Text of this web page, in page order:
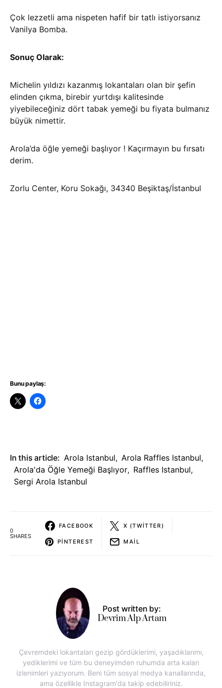
Çok lezzetli ama nispeten hafif bir tatlı istiyorsanız
Vanilya Bomba.
Sonuç Olarak:
Michelin yıldızı kazanmış lokantaları olan bir şefin
elinden çıkma, birebir yurtdışı kalitesinde
yiyebileceğiniz dört tabak yemeği bu fiyata bulmanız
büyük nimettir.
Arola’da öğle yemeği başlıyor ! Kaçırmayın bu fırsatı
derim.
Zorlu Center, Koru Sokağı, 34340 Beşiktaş/İstanbul
Bunu paylaş:
In this article: Arola Istanbul, Arola Raffles Istanbul,
Arola'da Öğle Yemeği Başlıyor, Raffles Istanbul,
Sergi Arola Istanbul
0
SHARES
FACEBOOK X (TWITTER)
PINTEREST MAIL
Post written by:
Devrim Alp Artam
Çevremdeki lokantaları gezip gördüklerimi, yaşadıklarımı,
yediklerimi ve tüm bu deneyimden ruhumda arta kalan
izlenimleri yazıyorum. Beni tüm sosyal medya kanallarında,
ama özellikle Instagram'da takip edebiliriniz.